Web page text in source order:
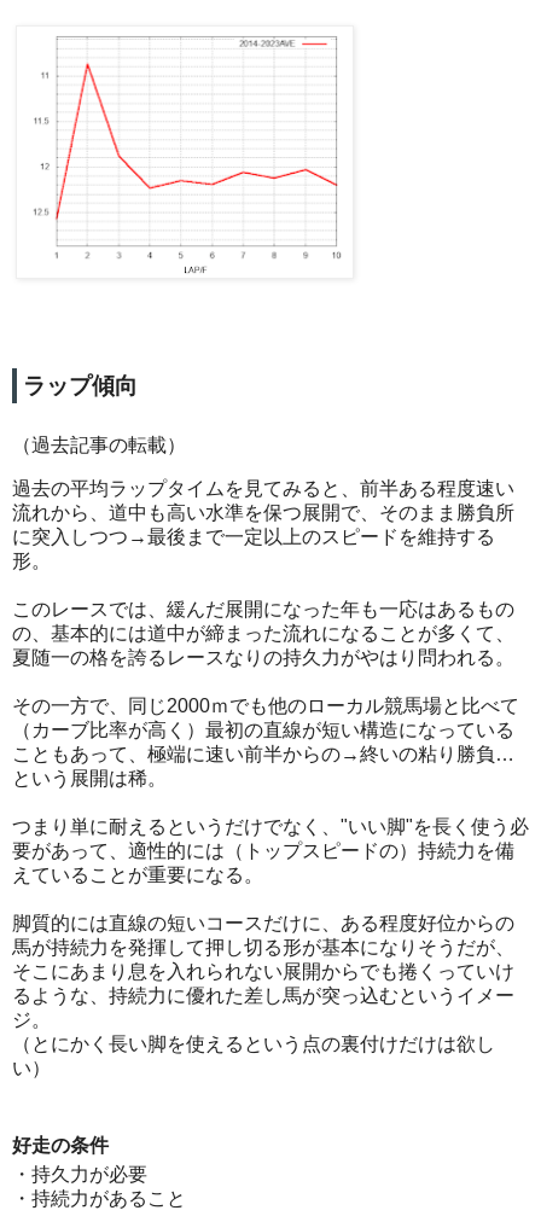
ラップ傾向
（過去記事の転載）
過去の平均ラップタイムを見てみると、前半ある程度速い
流れから、道中も高い水準を保つ展開で、そのまま勝負所
に突入しつつ→最後まで一定以上のスピードを維持する
形。
このレースでは、緩んだ展開になった年も一応はあるもの
の、基本的には道中が締まった流れになることが多くて、
夏随一の格を誇るレースなりの持久力がやはり問われる。
その一方で、同じ2000ｍでも他のローカル競馬場と比べて
（カーブ比率が高く）最初の直線が短い構造になっている
こともあって、極端に速い前半からの→終いの粘り勝負…
という展開は稀。
つまり単に耐えるというだけでなく、"いい脚"を長く使う必
要があって、適性的には（トップスピードの）持続力を備
えていることが重要になる。
脚質的には直線の短いコースだけに、ある程度好位からの
馬が持続力を発揮して押し切る形が基本になりそうだが、
そこにあまり息を入れられない展開からでも捲くっていけ
るような、持続力に優れた差し馬が突っ込むというイメー
ジ。
（とにかく長い脚を使えるという点の裏付けだけは欲し
い）
好走の条件
・持久力が必要
・持続力があること